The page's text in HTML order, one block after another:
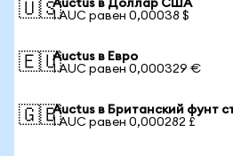
🇺🇸Auctus в Доллар США
1 AUC равен 0,00038 $
🇪🇺Auctus в Евро
1 AUC равен 0,000329 €
🇬🇧Auctus в Британский фунт
1 AUC равен 0,000282 £